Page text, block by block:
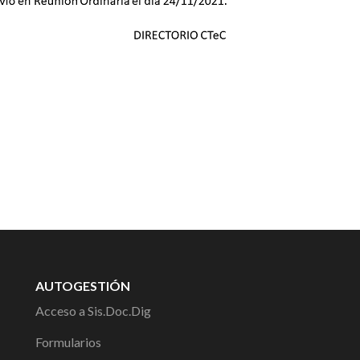
AUTOGESTIÓN
Acceso a Sis.Doc.Dig
Formularios